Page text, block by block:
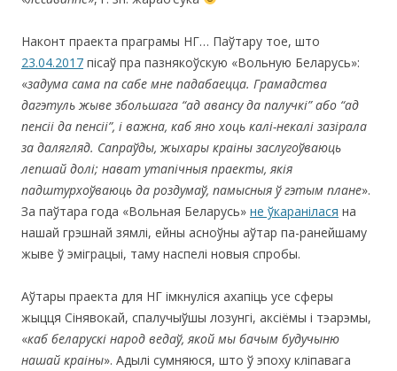
Наконт праекта праграмы НГ… Паўтару тое, што
23.04.2017 пісаў пра пазнякоўскую «Вольную Беларусь»:
«задума сама па сабе мне падабаецца. Грамадства
дагэтуль жыве збольшага “ад авансу да палучкі”або “ад
пенсіі да пенсіі”, і важна, каб яно хоць калі-некалі зазірала
за далягляд. Cапраўды, жыхары краіны заслугоўваюць
лепшай долі; нават утапічныя праекты, якія
падштурхоўваюць да роздумаў, памысныя ў гэтым плане».
За паўтара года «Вольная Беларусь» не ўкаранілася на
нашай грэшнай зямлі, ейны асноўны аўтар па-ранейшаму
жыве ў эміграцыі, таму наспелі новыя спробы.
Аўтары праекта для НГ імкнуліся ахапіць усе сферы
жыцця Сінявокай, спалучыўшы лозунгі, аксіёмы і тэарэмы,
«каб беларускі народ ведаў, якой мы бачым будучыню
нашай краіны». Адылі сумняюся, што ў эпоху кліпавага